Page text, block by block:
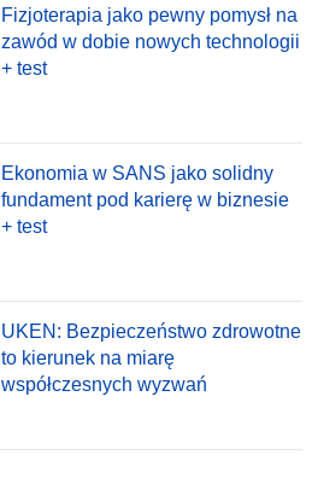
Fizjoterapia jako pewny pomysł na
zawód w dobie nowych technologii
+ test
Ekonomia w SANS jako solidny
fundament pod karierę w biznesie
+ test
UKEN: Bezpieczeństwo zdrowotne
to kierunek na miarę
współczesnych wyzwań